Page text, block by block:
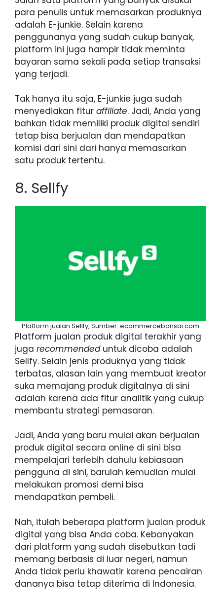
para penulis untuk memasarkan produknya
adalah E-junkie. Selain karena
penggunanya yang sudah cukup banyak,
platform ini juga hampir tidak meminta
bayaran sama sekali pada setiap transaksi
yang terjadi.
Tak hanya itu saja, E-junkie juga sudah
menyediakan fitur affiliate. Jadi, Anda yang
bahkan tidak memiliki produk digital sendiri
tetap bisa berjualan dan mendapatkan
komisi dari sini dari hanya memasarkan
satu produk tertentu.
8. Sellfy
Platform jualan Sellfy, Sumber: ecommercebonsai.com
Platform jualan produk digital terakhir yang
juga recommended untuk dicoba adalah
Sellfy. Selain jenis produknya yang tidak
terbatas, alasan lain yang membuat kreator
suka memajang produk digitalnya di sini
adalah karena ada fitur analitik yang cukup
membantu strategi pemasaran.
Jadi, Anda yang baru mulai akan berjualan
produk digital secara online di sini bisa
mempelajari terlebih dahulu kebiasaan
pengguna di sini, barulah kemudian mulai
melakukan promosi demi bisa
mendapatkan pembeli.
Nah, itulah beberapa platform jualan produk
digital yang bisa Anda coba. Kebanyakan
dari platform yang sudah disebutkan tadi
memang berbasis di luar negeri, namun
Anda tidak perlu khawatir karena pencairan
dananya bisa tetap diterima di Indonesia.